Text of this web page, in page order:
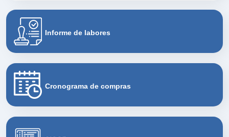
Informe de labores
Cronograma de compras